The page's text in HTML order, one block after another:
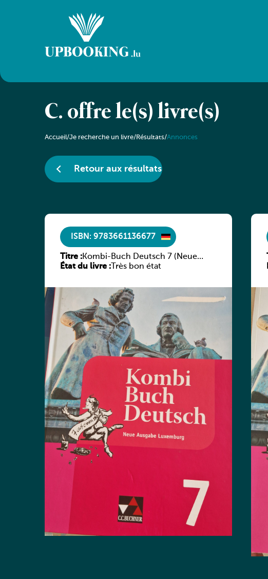
C. offre le(s) livre(s)
Accueil/Je recherche un livre/Résultats/Annonces
Retour aux résultats
ISBN: 9783661136677
Titre :Kombi-Buch Deutsch 7 (Neue
Ausgabe Luxemburg)
État du livre : Très bon état